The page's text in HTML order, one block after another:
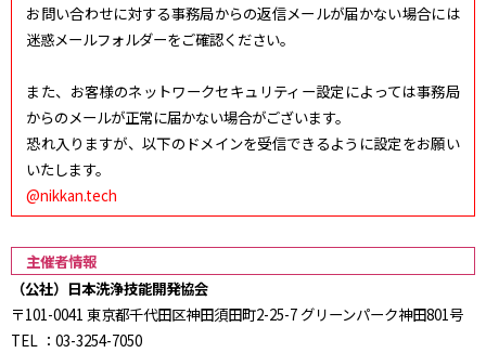
お問い合わせに対する事務局からの返信メールが届かない場合には
迷惑メールフォルダーをご確認ください。
また、お客様のネットワークセキュリティー設定によっては事務局
からのメールが正常に届かない場合がございます。
恐れ入りますが、以下のドメインを受信できるように設定をお願い
いたします。
@nikkan.tech
主催者情報
（公社）日本洗浄技能開発協会
〒101-0041 東京都千代田区神田須田町2-25-7 グリーンパーク神田801号
TEL ：03-3254-7050